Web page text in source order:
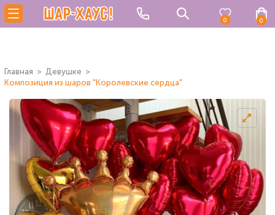
0 0
Главная
Девушке
Композиция из шаров "Королевские сердца"